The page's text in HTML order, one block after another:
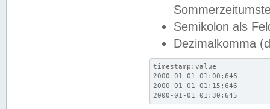
Semikolon als
Dezimalkomma
timestamp;value
2000-01-01 01:00;646
2000-01-01 01:15;646
2000-01-01 01:30;645